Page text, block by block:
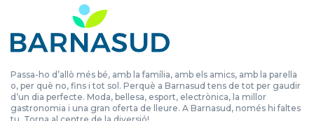
Passa-ho d’allò més bé, amb la família, amb els amics, amb la parella
o, per què no, fins i tot sol. Perquè a Barnasud tens de tot per gaudir
d’un dia perfecte. Moda, bellesa, esport, electrònica, la millor
gastronomia i una gran oferta de lleure. A Barnasud, només hi faltes